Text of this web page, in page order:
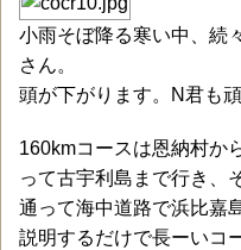
小雨そぼ降る寒い中、続
さん。
頭が下がります。N君も
160kmコースは恩納村か
って古宇利島まで行き、
通って海中道路で浜比嘉
説明するだけで長ーいコ